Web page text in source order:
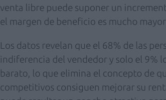
venta libre puede suponer un
el margen de beneficio es mucho
Los datos revelan que el 68% de las
indiferencia del vendedor y solo el 9%
barato, lo que elimina el concepto de
competitivos consiguen mejorar su